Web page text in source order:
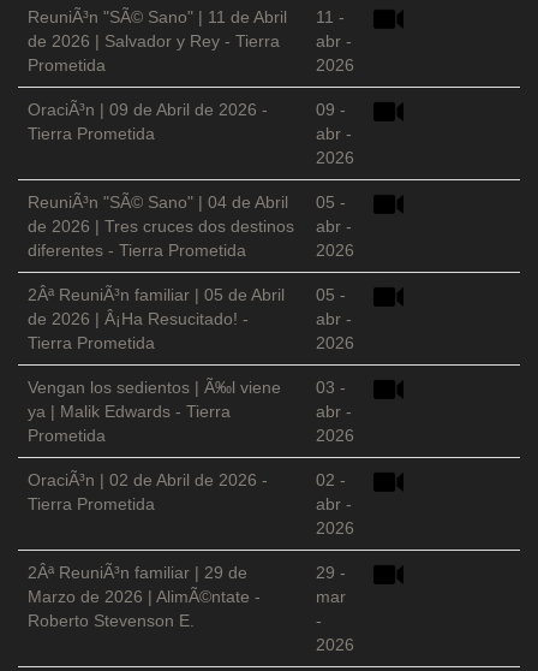
ReuniÃ³n "SÃ© Sano" | 11 de Abril
de 2026 | Salvador y Rey - Tierra
Prometida
11 -
abr -
2026
OraciÃ³n | 09 de Abril de 2026 -
Tierra Prometida
09 -
abr -
2026
ReuniÃ³n "SÃ© Sano" | 04 de Abril
de 2026 | Tres cruces dos destinos
diferentes - Tierra Prometida
05 -
abr -
2026
2Âª ReuniÃ³n familiar | 05 de Abril
de 2026 | Â¡Ha Resucitado! -
Tierra Prometida
05 -
abr -
2026
Vengan los sedientos | Ã‰l viene
ya | Malik Edwards - Tierra
Prometida
03 -
abr -
2026
OraciÃ³n | 02 de Abril de 2026 -
Tierra Prometida
02 -
abr -
2026
2Âª ReuniÃ³n familiar | 29 de
Marzo de 2026 | AlimÃ©ntate -
Roberto Stevenson E.
29 -
mar
-
2026